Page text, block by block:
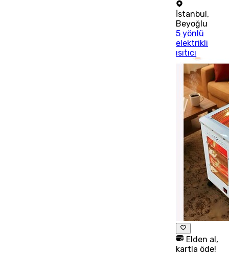
İstanbul,
Beyoğlu
5 yönlü
elektrikli
ısıtıcı
Elden al,
kartla öde!